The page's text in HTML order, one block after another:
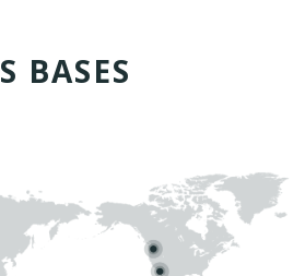
S BASES